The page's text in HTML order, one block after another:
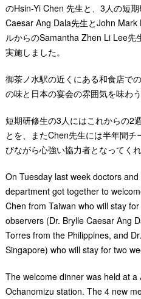
のHsin-Yi Chen 先生と、3人の短
Caesar Ang Dala先生とJohn
ルからのSamantha Zhen Li Lee先
実施しました。
御茶ノ水駅の近くにある和食店で
の味と日本の宴会の雰囲気を味わ
短期研修生の3人にはこれからの2
とを、またChen先生には半年間
びながら心強い協力者となってく
On Tuesday last week doctors
department got together to
Chen from Taiwan who will stay
observers (Dr. Brylle Caesar Ang
Torres from the Philippines, and
Singapore) who will stay for two
The welcome dinner was held at
Ochanomizu station. The 4 new